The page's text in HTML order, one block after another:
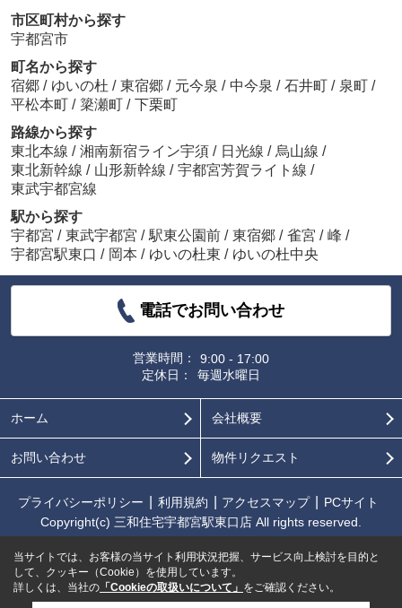
市区町村から探す
宇都宮市
町名から探す
宿郷 / ゆいの杜 / 東宿郷 / 元今泉 / 中今泉 / 石井町 / 泉町 /
平松本町 / 簗瀬町 / 下栗町
路線から探す
東北本線 / 湘南新宿ライン宇須 / 日光線 / 烏山線 /
東北新幹線 / 山形新幹線 / 宇都宮芳賀ライト線 /
東武宇都宮線
駅から探す
宇都宮 / 東武宇都宮 / 駅東公園前 / 東宿郷 / 雀宮 / 峰 /
宇都宮駅東口 / 岡本 / ゆいの杜東 / ゆいの杜中央
電話でお問い合わせ
営業時間：
9:00 - 17:00
定休日：
毎週水曜日
ホーム 会社概要
お問い合わせ 物件リクエスト
プライバシーポリシー 利用規約 アクセスマップ
PCサイト
Copyright(c) 三和住宅宇都宮駅東口店 All rights reserved.
当サイトでは、お客様の当サイト利用状況把握、サービス向上検討を目的と
して、クッキー（Cookie）を使用しています。
詳しくは、当社の 「Cookieの取扱いについて」 をご確認ください。